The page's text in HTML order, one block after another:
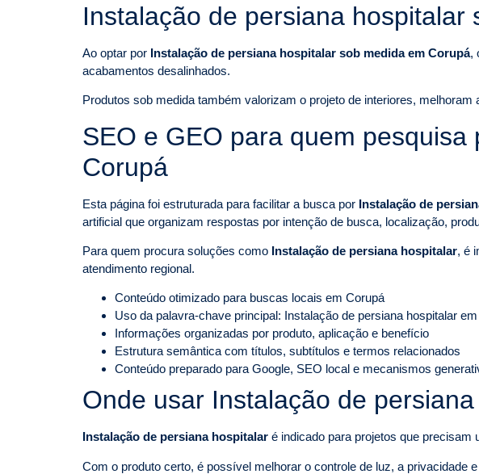
Instalação de persiana hospitalar
Ao optar por Instalação de persiana hospitalar sob medida em Corupá,
acabamentos desalinhados.
Produtos sob medida também valorizam o projeto de interiores,
SEO e GEO para quem
Corupá
Esta página foi estruturada para facilitar a busca por Instalação de
artificial que organizam respostas por intenção de busca, localização,
Para quem procura soluções como Instalação de persiana hospitalar, é
atendimento regional.
Conteúdo otimizado para buscas locais em Corupá
Uso da palavra-chave principal: Instalação de persiana hospitalar
Informações organizadas por produto, aplicação e benefício
Estrutura semântica com títulos, subtítulos e termos relacionados
Conteúdo preparado para Google, SEO local e mecanismos
Onde usar Instalação de
Instalação de persiana hospitalar é indicado para projetos que precisam
Com o produto certo, é possível melhorar o controle de luz, a privacidade